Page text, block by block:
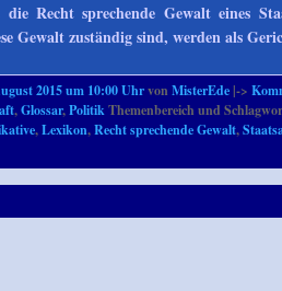
Recht sprechende Gewalt eines
Gewalt zuständig sind, werden als
2015 um 10:00 UhrvonMisterEde |->
,Glossar,PolitikThemenbereich und
,Lexikon,Recht sprechende Gewalt,